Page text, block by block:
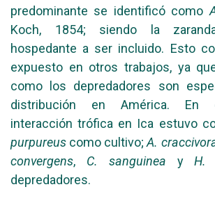
predominante se identificó como
Koch, 1854; siendo la
hospedante a ser incluido. Esto
expuesto en otros trabajos, ya
como los depredadores son
distribución en América. En
interacción trófica en Ica estuvo
purpureus como cultivo;A.
convergens, C. sanguinea yH.
depredadores.